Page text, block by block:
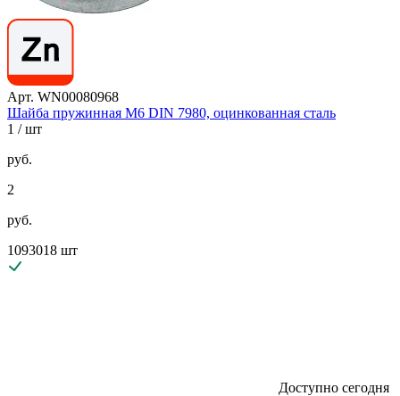
Арт. WN00080968
Шайба пружинная М6 DIN 7980, оцинкованная сталь
1 / шт
руб.
2
руб.
1093018 шт
Доступно сегодня